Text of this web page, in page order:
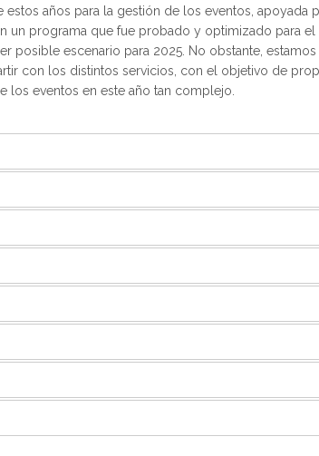
estos años para la gestión de los eventos, apoyada
un programa que fue probado y optimizado para el
posible escenario para 2025. No obstante,
con los distintos servicios, con el objetivo de
los eventos en este año tan complejo.